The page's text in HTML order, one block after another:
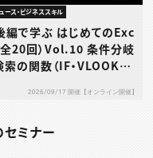
ース・ビジネススキル
編で学ぶ はじめてのExc
全20回）Vol.10 条件分岐
索の関数（IF・VLOOKUP
につけるデータ判定と集
2026/09/17 開催【オンライン開催】
ミナー